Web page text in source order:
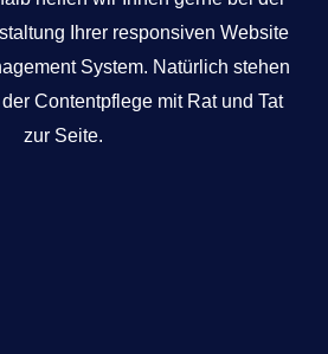
Ihrer responsiven Website
System. Natürlich stehen
Contentpflege mit Rat und Tat
zur Seite.